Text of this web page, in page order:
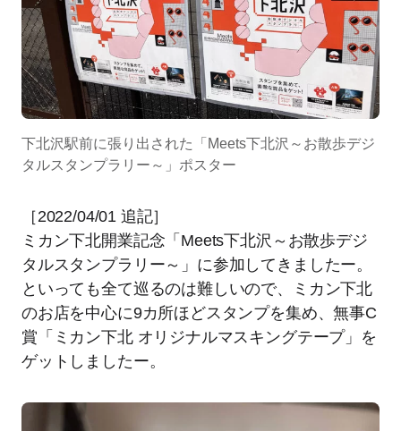
下北沢駅前に張り出された「Meets下北沢～お散歩デジ
タルスタンプラリー～」ポスター
［2022/04/01 追記］
ミカン下北開業記念「Meets下北沢～お散歩デジ
タルスタンプラリー～」に参加してきましたー。
といっても全て巡るのは難しいので、ミカン下北
のお店を中心に9カ所ほどスタンプを集め、無事C
賞「ミカン下北 オリジナルマスキングテープ」を
ゲットしましたー。